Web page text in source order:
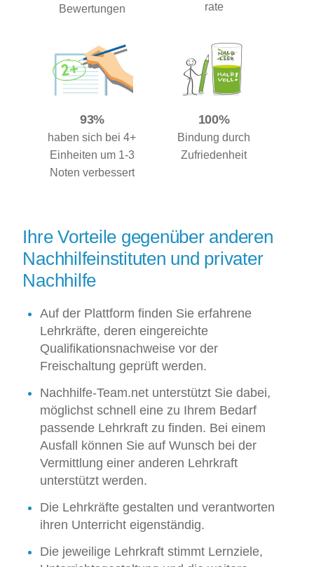
Bewertungen
rate
93%
haben sich bei 4+
Einheiten um 1-3
Noten verbessert
100%
Bindung durch
Zufriedenheit
Ihre Vorteile gegenüber anderen
Nachhilfeinstituten und privater
Nachhilfe
Auf der Plattform finden Sie erfahrene
Lehrkräfte, deren eingereichte
Qualifikationsnachweise vor der
Freischaltung geprüft werden.
Nachhilfe-Team.net unterstützt Sie dabei,
möglichst schnell eine zu Ihrem Bedarf
passende Lehrkraft zu finden. Bei einem
Ausfall können Sie auf Wunsch bei der
Vermittlung einer anderen Lehrkraft
unterstützt werden.
Die Lehrkräfte gestalten und verantworten
ihren Unterricht eigenständig.
Die jeweilige Lehrkraft stimmt Lernziele,